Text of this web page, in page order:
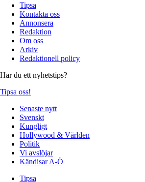
Tipsa
Kontakta oss
Annonsera
Redaktion
Om oss
Arkiv
Redaktionell policy
Har du ett nyhetstips?
Tipsa oss!
Senaste nytt
Svenskt
Kungligt
Hollywood & Världen
Politik
Vi avslöjar
Kändisar A-Ö
Tipsa